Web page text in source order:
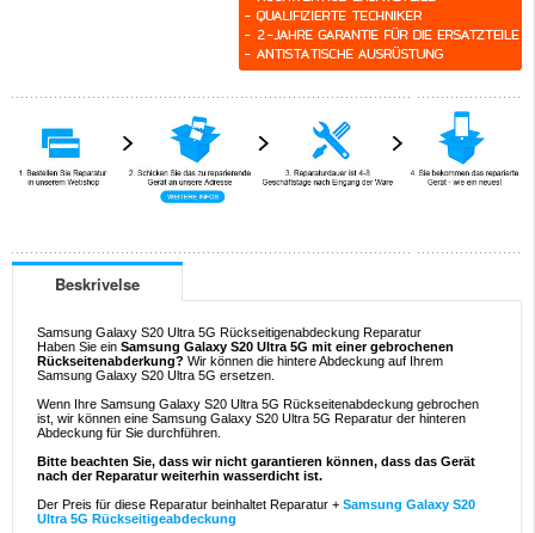
Beskrivelse
Samsung Galaxy S20 Ultra 5G Rückseitigenabdeckung Reparatur
Haben Sie ein Samsung Galaxy S20 Ultra 5G mit einer gebrochenen
Rückseitenabderkung? Wir können die hintere Abdeckung auf Ihrem
Samsung Galaxy S20 Ultra 5G ersetzen.
Wenn Ihre Samsung Galaxy S20 Ultra 5G Rückseitenabdeckung gebrochen
ist, wir können eine Samsung Galaxy S20 Ultra 5G Reparatur der hinteren
Abdeckung für Sie durchführen.
Bitte beachten Sie, dass wir nicht garantieren können, dass das Gerät
nach der Reparatur weiterhin wasserdicht ist.
Der Preis für diese Reparatur beinhaltet Reparatur + Samsung Galaxy S20
Ultra 5G Rückseitigeabdeckung